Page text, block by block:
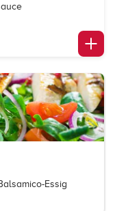
Essig